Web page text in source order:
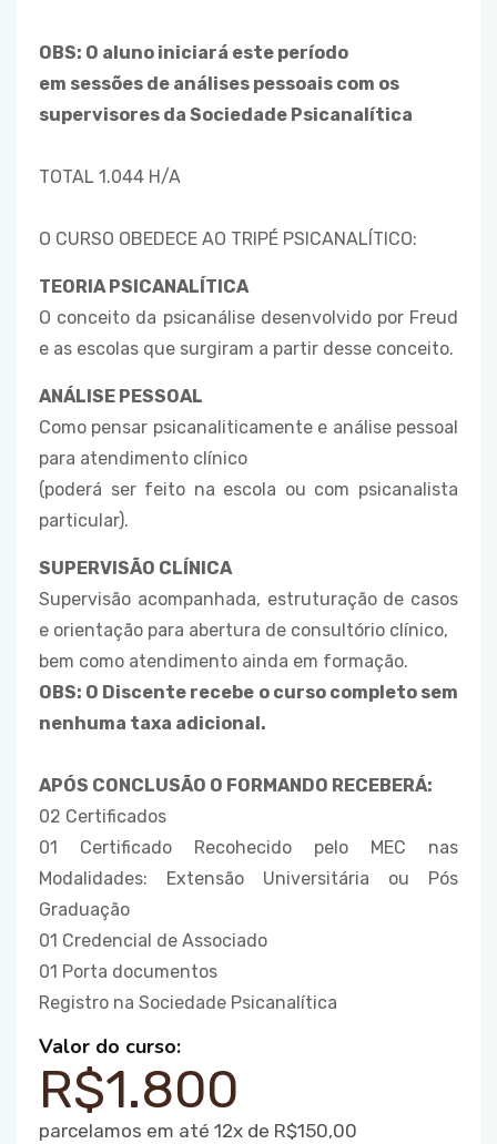
OBS: O aluno iniciará este período
em sessões de análises pessoais com os
supervisores da Sociedade Psicanalítica
TOTAL 1.044 H/A
O CURSO OBEDECE AO TRIPÉ PSICANALÍTICO:
TEORIA PSICANALÍTICA
O conceito da psicanálise desenvolvido por Freud
e as escolas que surgiram a partir desse conceito.
ANÁLISE PESSOAL
Como pensar psicanaliticamente e análise pessoal
para atendimento clínico
(poderá ser feito na escola ou com psicanalista
particular).
SUPERVISÃO CLÍNICA
Supervisão acompanhada, estruturação de casos
e orientação para abertura de consultório clínico,
bem como atendimento ainda em formação.
OBS: O Discente recebe o curso completo sem
nenhuma taxa adicional.
APÓS CONCLUSÃO O FORMANDO RECEBERÁ:
02 Certificados
01 Certificado Recohecido pelo MEC nas
Modalidades: Extensão Universitária ou Pós
Graduação
01 Credencial de Associado
01 Porta documentos
Registro na Sociedade Psicanalítica
Valor do curso:
R$1.800
parcelamos em até 12x de R$150,00